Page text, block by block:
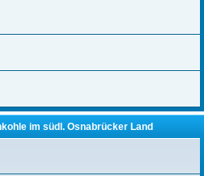
im südl. Osnabrücker Land